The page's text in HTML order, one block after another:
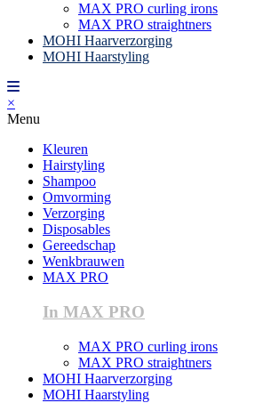
MAX PRO curling irons
MAX PRO straightners
MOHI Haarverzorging
MOHI Haarstyling
×
Menu
Kleuren
Hairstyling
Shampoo
Omvorming
Verzorging
Disposables
Gereedschap
Wenkbrauwen
MAX PRO
In MAX PRO
MAX PRO curling irons
MAX PRO straightners
MOHI Haarverzorging
MOHI Haarstyling